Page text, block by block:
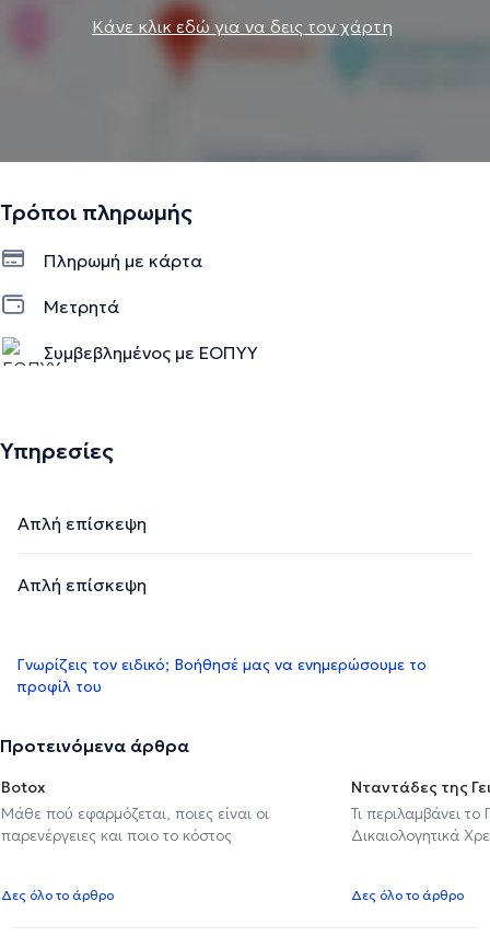
Κάνε κλικ εδώ για να δεις τον χάρτη
Τρόποι πληρωμής
Πληρωμή με κάρτα
Μετρητά
Συμβεβλημένος με ΕΟΠΥΥ
Υπηρεσίες
Απλή επίσκεψη
Απλή επίσκεψη
Γνωρίζεις τον ειδικό; Βοήθησέ μας να ενημερώσουμε το
προφίλ του
Προτεινόμενα άρθρα
Botox
Μάθε πού εφαρμόζεται, ποιες είναι οι
παρενέργειες και ποιο το κόστος
Δες όλο το άρθρο
Νταντάδες της
Τι περιλαμβάνει
Δικαιολογητικά
Δες όλο το άρθρο